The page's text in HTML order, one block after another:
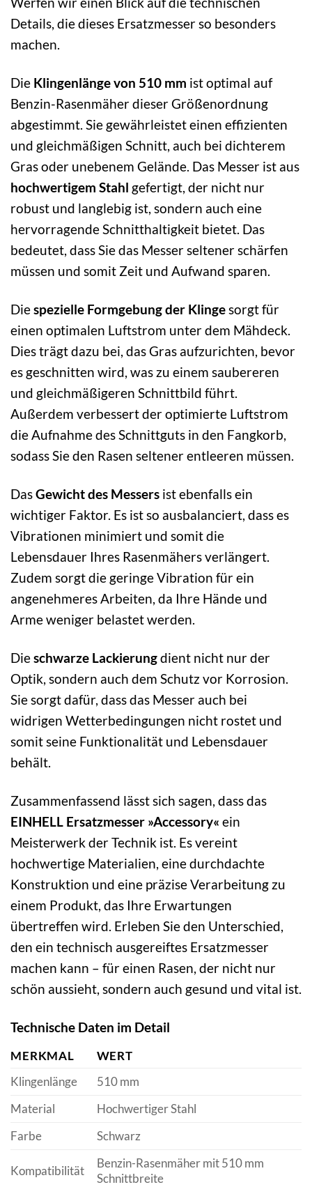
Details, die dieses Ersatzmesser so besonders
machen.
Die Klingenlänge von 510 mm ist optimal auf
Benzin-Rasenmäher dieser Größenordnung
abgestimmt. Sie gewährleistet einen effizienten
und gleichmäßigen Schnitt, auch bei dichterem
Gras oder unebenem Gelände. Das Messer ist aus
hochwertigem Stahl gefertigt, der nicht nur
robust und langlebig ist, sondern auch eine
hervorragende Schnitthaltigkeit bietet. Das
bedeutet, dass Sie das Messer seltener schärfen
müssen und somit Zeit und Aufwand sparen.
Diespezielle Formgebung der Klingesorgt für
einen optimalen Luftstrom unter dem Mähdeck.
Dies trägt dazu bei, das Gras aufzurichten, bevor
es geschnitten wird, was zu einem saubereren
und gleichmäßigeren Schnittbild führt.
Außerdem verbessert der optimierte Luftstrom
die Aufnahme des Schnittguts in den Fangkorb,
sodass Sie den Rasen seltener entleeren müssen.
DasGewicht des Messers ist ebenfalls ein
wichtiger Faktor. Es ist so ausbalanciert, dass es
Vibrationen minimiert und somit die
Lebensdauer Ihres Rasenmähers verlängert.
Zudem sorgt die geringe Vibration für ein
angenehmeres Arbeiten, da Ihre Hände und
Arme weniger belastet werden.
Dieschwarze Lackierungdient nicht nur der
Optik, sondern auch dem Schutz vor Korrosion.
Sie sorgt dafür, dass das Messer auch bei
widrigen Wetterbedingungen nicht rostet und
somit seine Funktionalität und Lebensdauer
behält.
Zusammenfassend lässt sich sagen, dass das
EINHELL Ersatzmesser »Accessory« ein
Meisterwerk der Technik ist. Es vereint
hochwertige Materialien, eine durchdachte
Konstruktion und eine präzise Verarbeitung zu
einem Produkt, das Ihre Erwartungen
übertreffen wird. Erleben Sie den Unterschied,
den ein technisch ausgereiftes Ersatzmesser
machen kann – für einen Rasen, der nicht nur
schön aussieht, sondern auch gesund und vital ist.
Technische Daten im Detail
MERKMAL
WERT
Klingenlänge
510 mm
Material
Hochwertiger Stahl
Farbe
Schwarz
Kompatibilität
Benzin-Rasenmäher mit 510 mm
Schnittbreite